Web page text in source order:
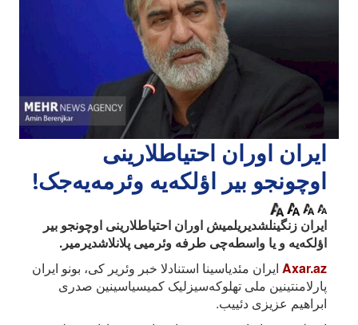
ایران اوران احتیاطلارینی
اوچونجو بیر اؤلکه‌یه وئرمه‌یه‌جک!
ایران زنگینلشدیریلمیش اوران احتیاطلارینی اوچونجو بیر
اؤلکه‌یه و یا واسطه‌چی طرفه وئرمیی پلانلاشدیرمیر.
Axar.az ایران مئدیاسینا استنادلا خبر وئریر کی، بونو ایران
پارلامنتینین ملی تهلوکه‌سیزلیک کمیسیاسینین صدری
ابراهیم عزیزی دئییب.